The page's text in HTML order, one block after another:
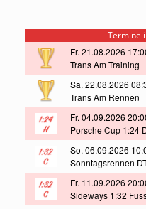
Termine
Fr. 21.08.2026
Trans Am Training
Sa. 22.08.2026
Trans Am Rennen
Fr. 04.09.2026
Porsche Cup 1:24
So. 06.09.2026
Sonntagsrennen
Fr. 11.09.2026
Sideways 1:32